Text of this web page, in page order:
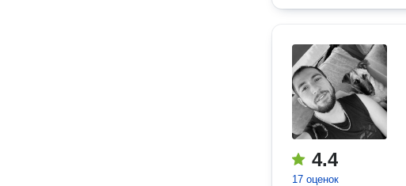
4.4
17 оценок